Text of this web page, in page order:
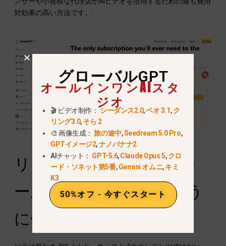
対効果の高い方法です。.
リアルタイムのガードレ
ール：OpenAIはどのよう
に侵害を防ぐか
グローバルGPT
オールインワンAIスタ
ジオ
🎬 ビデオ制作：シーダンス2.0,ベオ 3.1,ク
リング3.0,そら 2
🎨 画像生成：旅の途中,Seedream 5.0 Pro,
GPTイメージ2,ナノバナナ2
AIチャット： GPT-5.6,Claude Opus 5,クロ
ード・ソネット第5番,Gemini オムニ,キミ
K3
50%オフ - 今すぐスタート